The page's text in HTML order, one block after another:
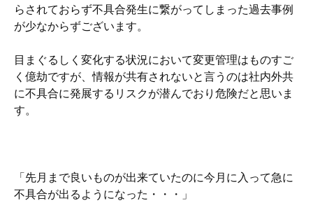
らされておらず不具合発生に繋がってしまった過去事例
が少なからずございます。
目まぐるしく変化する状況において変更管理はものすご
く億劫ですが、情報が共有されないと言うのは社内外共
に不具合に発展するリスクが潜んでおり危険だと思いま
す。
「先月まで良いものが出来ていたのに今月に入って急に
不具合が出るようになった・・・」